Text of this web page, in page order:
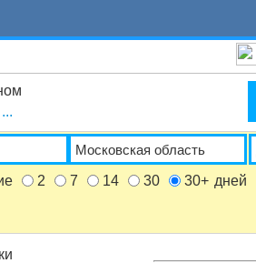
2 7 14 30 30+ дней